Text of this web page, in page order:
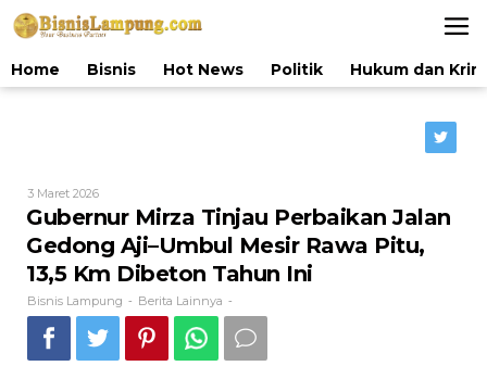
Lewati
ke
Home
Bisnis Hot News Politik Hukum dan
3 Maret 2026Oleh
Lampung
Gubernur Mirza Tinjau Perbaikan Jalan
Gedong Aji–Umbul Mesir Rawa Pitu,
13,5 Km Dibeton Tahun Ini
Bisnis Lampung - Berita Lainnya -